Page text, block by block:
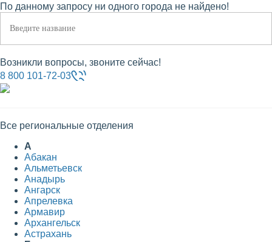
По данному запросу ни одного города не найдено!
Возникли вопросы, звоните сейчас!
8 800 101-72-03
Все региональные отделения
А
Абакан
Альметьевск
Анадырь
Ангарск
Апрелевка
Армавир
Архангельск
Астрахань